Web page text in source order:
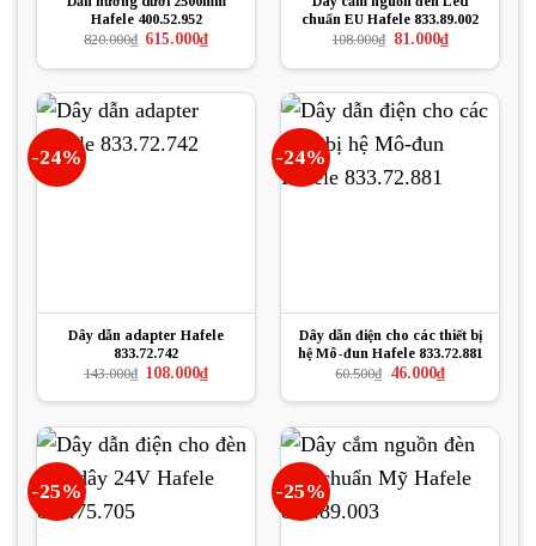
Hafele 400.52.952
820.000₫ Giá
là:
615.000₫Giá
hiện
tại
615.000₫.
chuẩn EU Hafele 833.89.002
108.000₫ Giá
là:
81.000₫Giá
hiện
tại
81.000₫.
-24%
Dây dẫn adapter Hafele
833.72.742
143.000₫ Giá
là:
108.000₫Giá
hiện
tại
108.000₫.
-24%
Dây dẫn điện cho các thiết bị
hệ Mô-đun Hafele 833.72.881
60.500₫ Giá
là:
46.000₫Giá
hiện
tại
46.000₫.
-25% -25%